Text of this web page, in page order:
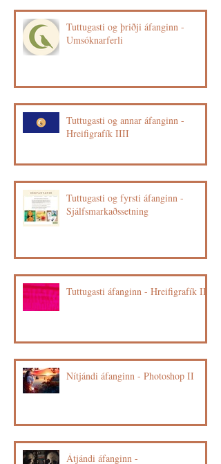
Tuttugasti og þriðji áfanginn -
Umsóknarferli
Tuttugasti og annar áfanginn -
Hreifigrafík IIII
Tuttugasti og fyrsti áfanginn -
Sjálfsmarkaðssetning
Tuttugasti áfanginn - Hreifigrafík III
Nítjándi áfanginn - Photoshop II
Átjándi áfanginn -